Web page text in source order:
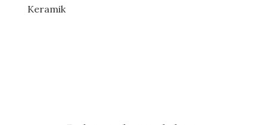
Keramik